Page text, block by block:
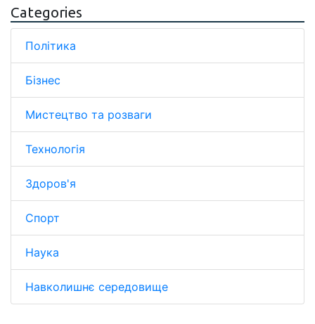
Categories
Політика
Бізнес
Мистецтво та розваги
Технологія
Здоров'я
Спорт
Наука
Навколишнє середовище